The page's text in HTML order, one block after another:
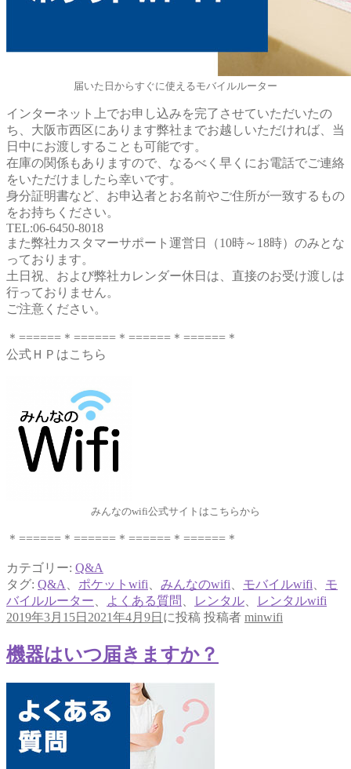
届いた日からすぐに使えるモバイルルーター
インターネット上でお申し込みを完了させていただいたの
ち、大阪市西区にあります弊社までお越しいただければ、当
日中にお渡しすることも可能です。
在庫の関係もありますので、なるべく早くにお電話でご連絡
をいただけましたら幸いです。
身分証明書など、お申込者とお名前やご住所が一致するもの
をお持ちください。
TEL:06-6450-8018
また弊社カスタマーサポート運営日（10時～18時）のみとな
っております。
土日祝、および弊社カレンダー休日は、直接のお受け渡しは
行っておりません。
ご注意ください。
＊======＊======＊======＊======＊
公式ＨＰはこちら
みんなのwifi公式サイトはこちらから
＊======＊======＊======＊======＊
カテゴリー: Q&A
タグ: Q&A ポケットwifi みんなのwifi モバイルwifi
モ
バイルルーター
よくある質問 レンタル
レンタルwifi
2019年3月15日 2021年4月9日 に投稿 投稿者 minwifi
機器はいつ届きますか？